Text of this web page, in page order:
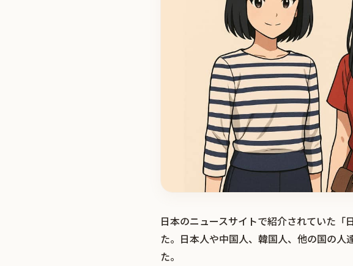
日本のニュースサイトで紹介されていた
た。日本人や中国人、韓国人、他の国の
た。